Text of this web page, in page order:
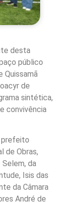
desta
público
Quissamã
de
sintética,
convivência
prefeito
de Obras,
Selem, da
Isis das
da Câmara
André de